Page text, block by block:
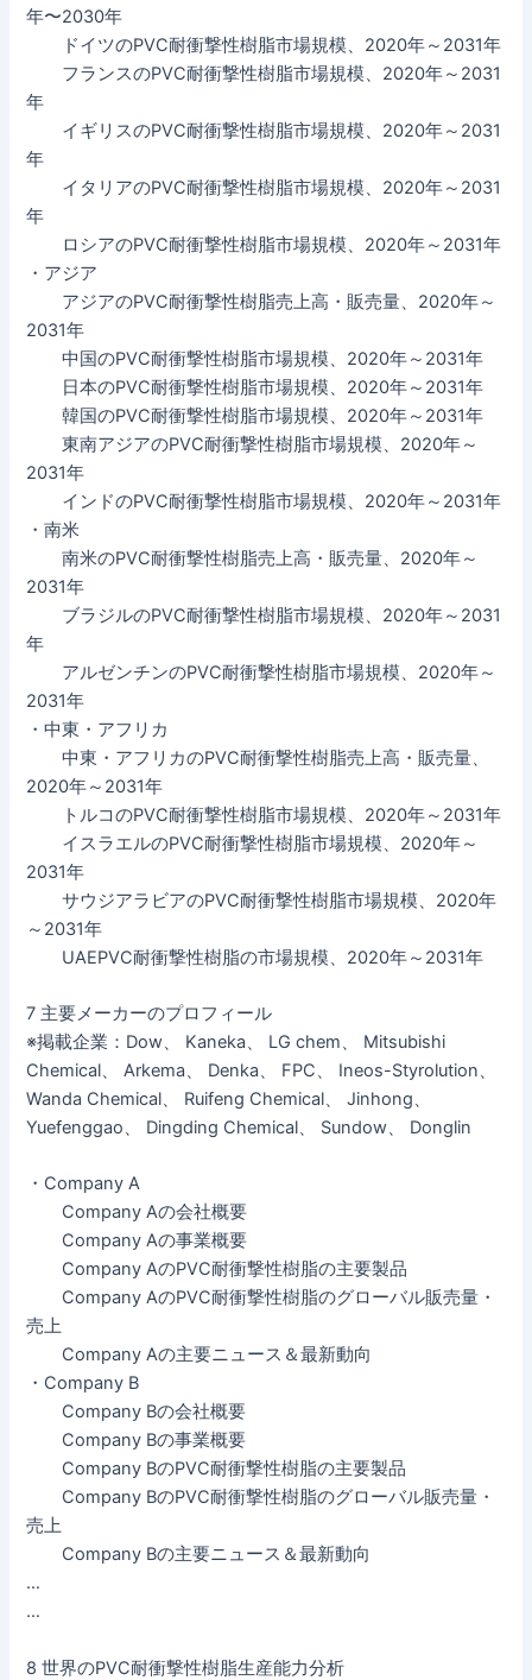
年〜2030年
ドイツのPVC耐衝撃性樹脂市場規模、2020年～2031年
フランスのPVC耐衝撃性樹脂市場規模、2020年～2031
年
イギリスのPVC耐衝撃性樹脂市場規模、2020年～2031
年
イタリアのPVC耐衝撃性樹脂市場規模、2020年～2031
年
ロシアのPVC耐衝撃性樹脂市場規模、2020年～2031年
・アジア
アジアのPVC耐衝撃性樹脂売上高・販売量、2020年～
2031年
中国のPVC耐衝撃性樹脂市場規模、2020年～2031年
日本のPVC耐衝撃性樹脂市場規模、2020年～2031年
韓国のPVC耐衝撃性樹脂市場規模、2020年～2031年
東南アジアのPVC耐衝撃性樹脂市場規模、2020年～
2031年
インドのPVC耐衝撃性樹脂市場規模、2020年～2031年
・南米
南米のPVC耐衝撃性樹脂売上高・販売量、2020年～
2031年
ブラジルのPVC耐衝撃性樹脂市場規模、2020年～2031
年
アルゼンチンのPVC耐衝撃性樹脂市場規模、2020年～
2031年
・中東・アフリカ
中東・アフリカのPVC耐衝撃性樹脂売上高・販売量、
2020年～2031年
トルコのPVC耐衝撃性樹脂市場規模、2020年～2031年
イスラエルのPVC耐衝撃性樹脂市場規模、2020年～
2031年
サウジアラビアのPVC耐衝撃性樹脂市場規模、2020年
～2031年
UAEPVC耐衝撃性樹脂の市場規模、2020年～2031年
7 主要メーカーのプロフィール
※掲載企業：Dow、 Kaneka、 LG chem、 Mitsubishi
Chemical、 Arkema、 Denka、 FPC、 Ineos-Styrolution、
Wanda Chemical、 Ruifeng Chemical、 Jinhong、
Yuefenggao、 Dingding Chemical、 Sundow、 Donglin
・Company A
Company Aの会社概要
Company Aの事業概要
Company AのPVC耐衝撃性樹脂の主要製品
Company AのPVC耐衝撃性樹脂のグローバル販売量・
売上
Company Aの主要ニュース＆最新動向
・Company B
Company Bの会社概要
Company Bの事業概要
Company BのPVC耐衝撃性樹脂の主要製品
Company BのPVC耐衝撃性樹脂のグローバル販売量・
売上
Company Bの主要ニュース＆最新動向
…
…
8 世界のPVC耐衝撃性樹脂生産能力分析